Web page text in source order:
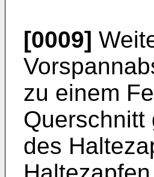
[0009]
zu einem
Querschnitt
des